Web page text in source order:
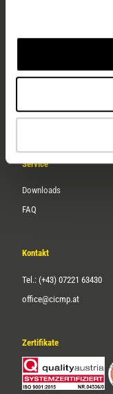
Unternehmen
Karriere
Service
Downloads
FAQ
Kontakt
Tel.: (+43) 07221 63430
office@cicmp.at
Zertifikate